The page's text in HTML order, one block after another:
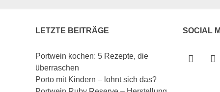
LETZTE BEITRÄGE
Portwein kochen: 5 Rezepte, die
überraschen
Porto mit Kindern – lohnt sich das?
SOCIAL